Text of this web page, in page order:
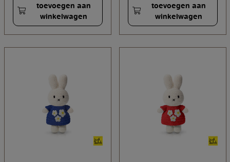
toevoegen aan
winkelwagen
toevoegen aan
winkelwagen